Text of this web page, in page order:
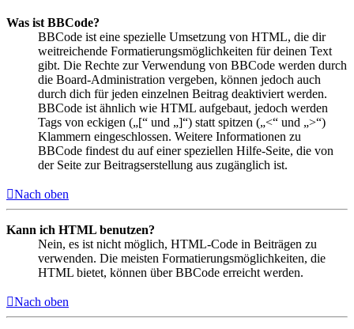
Was ist BBCode?
BBCode ist eine spezielle Umsetzung von HTML, die dir
weitreichende Formatierungsmöglichkeiten für deinen Text
gibt. Die Rechte zur Verwendung von BBCode werden durch
die Board-Administration vergeben, können jedoch auch
durch dich für jeden einzelnen Beitrag deaktiviert werden.
BBCode ist ähnlich wie HTML aufgebaut, jedoch werden
Tags von eckigen („[“ und „]“) statt spitzen („<“ und „>“)
Klammern eingeschlossen. Weitere Informationen zu
BBCode findest du auf einer speziellen Hilfe-Seite, die von
der Seite zur Beitragserstellung aus zugänglich ist.
Nach oben
Kann ich HTML benutzen?
Nein, es ist nicht möglich, HTML-Code in Beiträgen zu
verwenden. Die meisten Formatierungsmöglichkeiten, die
HTML bietet, können über BBCode erreicht werden.
Nach oben